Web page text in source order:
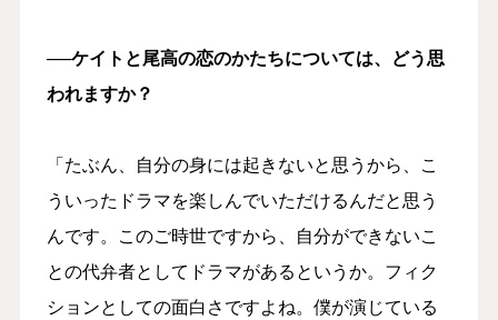
──ケイトと尾高の恋のかたちについては、どう思
われますか？
「たぶん、自分の身には起きないと思うから、こ
ういったドラマを楽しんでいただけるんだと思う
んです。このご時世ですから、自分ができないこ
との代弁者としてドラマがあるというか。フィク
ションとしての面白さですよね。僕が演じている